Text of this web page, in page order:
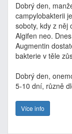
Dobrý den,
campylobakterii
soboty, kdy z něj
Algifen neo.
Augmentin
bakterie v těle
Dobrý den,
5-10 dní, různě
Více info